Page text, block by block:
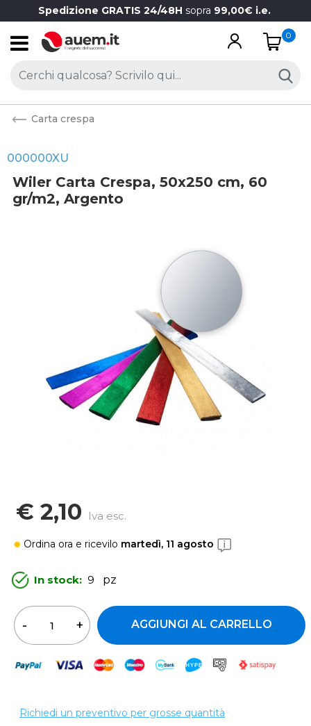
Spedizione GRATIS 24/48H sopra 99,00€ i.e.
Open
0
Carta crespa
000000XU
Wiler Carta Crespa, 50x250 cm, 60
gr/m2, Argento
€ 2,10 Iva esc.
Ordina ora e ricevilo martedì, 11 agosto
In stock: 9 pz
AGGIUNGI AL CARRELLO
Richiedi un preventivo per grosse quantità